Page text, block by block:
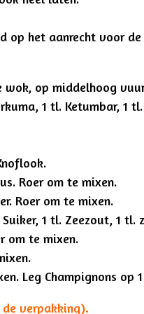
op het aanrecht voor de
wok, op middelhoog
1 tl. Ketumbar, 1
Roer om te mixen.
Roer om te mixen.
1 tl. Zeezout, 1 tl.
om te mixen.
Leg Champignons op
verpakking).